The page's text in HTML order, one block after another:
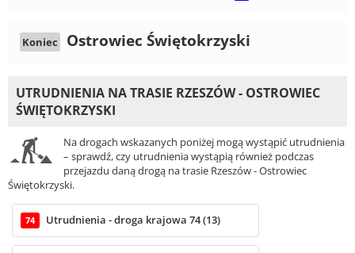
Koniec Ostrowiec Świętokrzyski
UTRUDNIENIA NA TRASIE RZESZÓW - OSTROWIEC
ŚWIĘTOKRZYSKI
Na drogach wskazanych poniżej mogą wystąpić utrudnienia
– sprawdź, czy utrudnienia wystąpią również podczas
przejazdu daną drogą na trasie Rzeszów - Ostrowiec
Świętokrzyski.
74 Utrudnienia - droga krajowa 74 (13)